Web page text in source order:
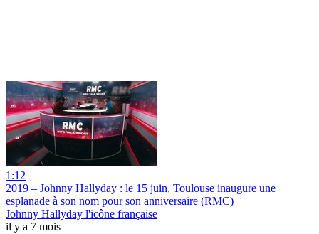
1:12
2019 – Johnny Hallyday : le 15 juin, Toulouse inaugure une
esplanade à son nom pour son anniversaire (RMC)
Johnny Hallyday l'icône française
il y a 7 mois